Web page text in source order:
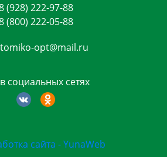
социальных сетях
(928) 222-97-88
(800) 222-05-88
tomiko-opt@mail.ru